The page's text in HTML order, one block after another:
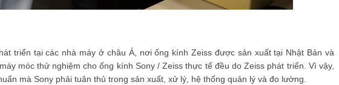
triển tại các nhà máy ở châu Á, nơi ống kính Zeiss được sản xuất tại Nhật Bản và
móc thử nghiệm cho ống kính Sony / Zeiss thực tế đều do Zeiss phát triển. Vì vậy,
mà Sony phải tuân thủ trong sản xuất, xử lý, hệ thống quản lý và đo lường.